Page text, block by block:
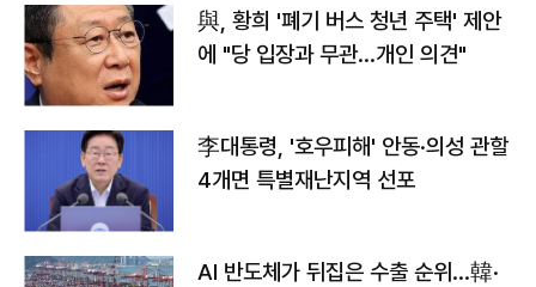
與, 황희 '폐기 버스 청년 주택' 제안
에 "당 입장과 무관…개인 의견"
李대통령, '호우피해' 안동·의성 관할
4개면 특별재난지역 선포
AI 반도체가 뒤집은 수출 순위…韓·